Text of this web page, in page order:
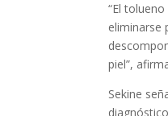
“El
eliminarse
piel”,
Sekine